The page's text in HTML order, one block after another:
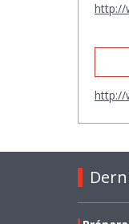
http://
http://